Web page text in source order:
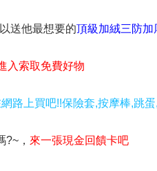
送他最想要的頂級加絨三防加
入索取免費好物
路上買吧!!保險套,按摩棒,跳
， 來一張現金回饋卡吧